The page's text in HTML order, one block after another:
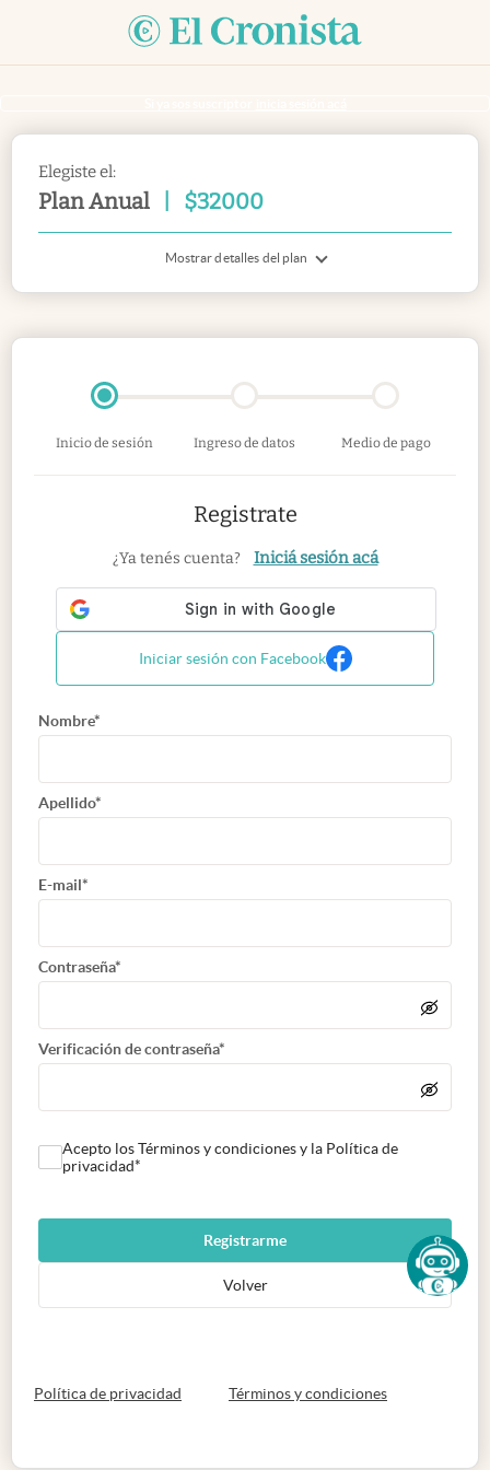
Elegiste el:
Plan Anual $32000
Mostrar detalles del plan
Inicio de sesión Ingreso de datos Medio de pago
Registrate
¿Ya tenés cuenta? Iniciá sesión acá
Iniciar sesión con Facebook
Nombre*
Apellido*
E-mail*
Contraseña*
Verificación de contraseña*
Acepto los Términos y condiciones y la Política de
privacidad*
Registrarme
Volver
Política de privacidad abre en nueva pestaña
Términos y condicionesabre en nueva